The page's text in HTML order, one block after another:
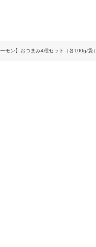
ーモン】おつまみ4種セット（各100g/袋）